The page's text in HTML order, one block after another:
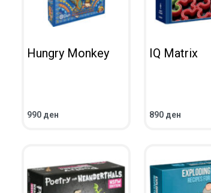
Hungry Monkey
990 ден
ВО КОШНИЧКА
IQ Matrix
890 ден
ВО КОШНИЧКА